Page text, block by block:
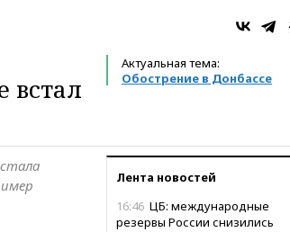
Актуальная тема:
Обострение в Донбассе
встал
Лента новостей
16:46 ЦБ: международные
резервы России снизились